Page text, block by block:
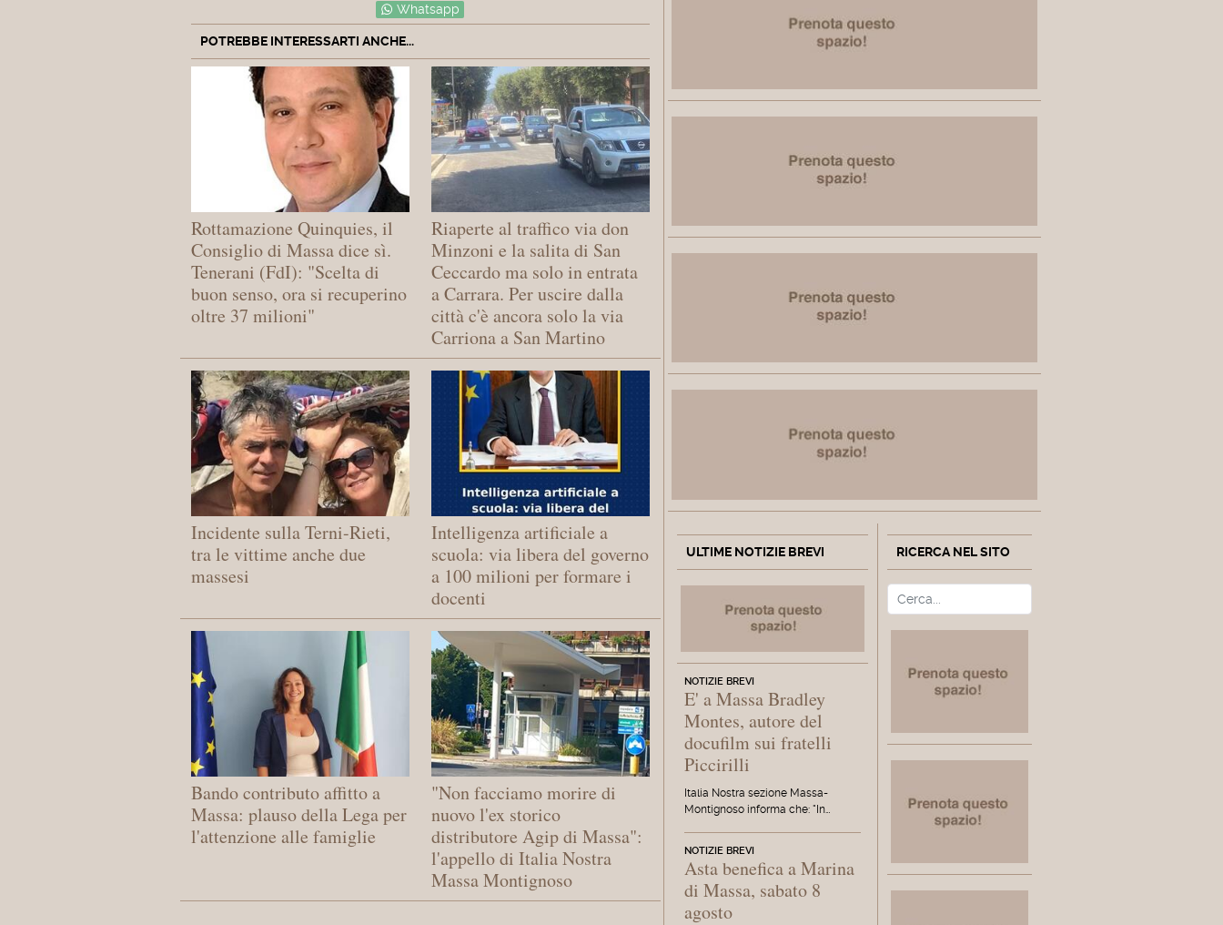
Whatsapp
POTREBBE INTERESSARTI ANCHE...
Rottamazione Quinquies, il
Consiglio di Massa dice sì.
Tenerani (FdI): "Scelta di
buon senso, ora si recuperino
oltre 37 milioni"
Riaperte al traffico via don
Minzoni e la salita di San
Ceccardo ma solo in entrata
a Carrara. Per uscire dalla
città c'è ancora solo la via
Carriona a San Martino
Incidente sulla Terni-Rieti,
tra le vittime anche due
massesi
Intelligenza artificiale a
scuola: via libera del governo
a 100 milioni per formare i
docenti
Bando contributo affitto a
Massa: plauso della Lega per
l'attenzione alle famiglie
"Non facciamo morire di
nuovo l'ex storico
distributore Agip di Massa":
l'appello di Italia Nostra
Massa Montignoso
ULTIME NOTIZIE BREVI
NOTIZIE BREVI
E' a Massa Bradley
Montes, autore del
docufilm sui fratelli
Piccirilli
Italia Nostra sezione Massa-
Montignoso informa che: "In…
NOTIZIE BREVI
Asta benefica a Marina
di Massa, sabato 8
agosto
RICERCA NEL SITO
Cerca Type 2 or more characters